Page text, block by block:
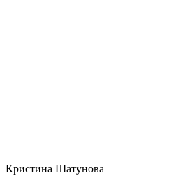
Кристина Шатунова